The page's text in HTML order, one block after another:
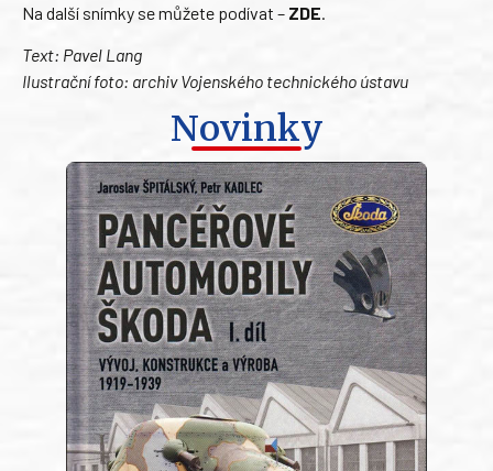
Na další snímky se můžete podívat – ZDE.
Text: Pavel Lang
Ilustrační foto: archiv Vojenského technického ústavu
Novinky